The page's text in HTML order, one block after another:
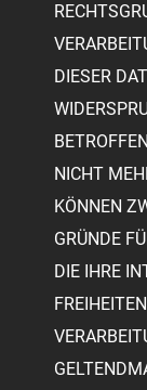
DIESER
NICHT
KÖNNEN
GRÜNDE
DIE IHRE